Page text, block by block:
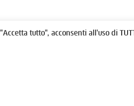
tutto", acconsenti all'uso di